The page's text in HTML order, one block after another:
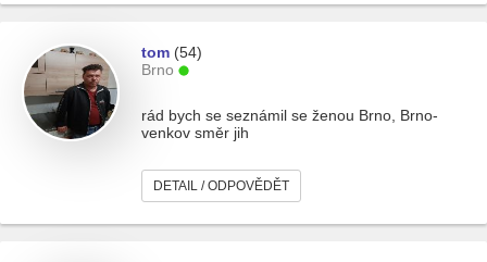
tom (54)
Brno
rád bych se seznámil se ženou Brno, Brno-
venkov směr jih
DETAIL / ODPOVĚDĚT